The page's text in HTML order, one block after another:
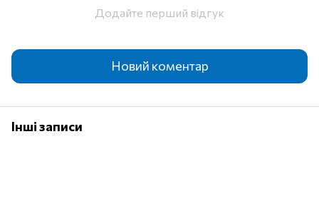
Додайте перший відгук
Новий коментар
Інші записи